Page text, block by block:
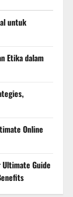
untuk
Etika dalam
Online
Guide